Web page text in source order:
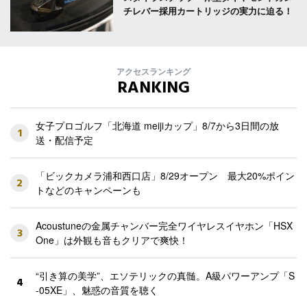
チレバー採用カートリッジの実力に迫る！
アクセスランキング
RANKING
1
女子プロゴルフ「北海道 meijiカップ」8/7から3日間の放
送・配信予定
2
「ビックカメラ浦和西口店」8/29オープン 最大20%ポイン
トなどのキャンペーンも
3
Acoustuneの金属チャンバー完全ワイヤレスイヤホン「HSX
One」は外観も音もクリアで爽快！
4
“引き算の美学”、エソテリックの真髄。A級パワーアンプ「S
-05XE」、魅惑の音質を聴く